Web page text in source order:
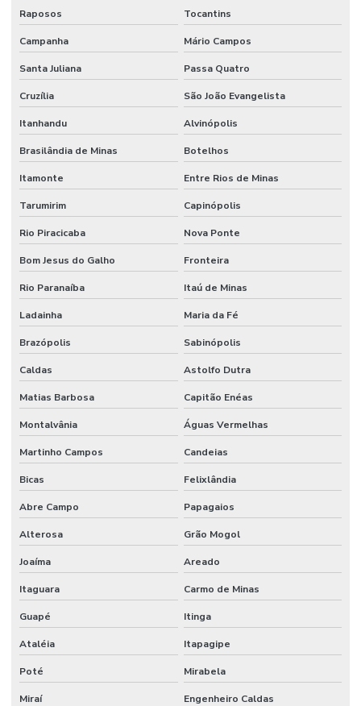
Raposos Tocantins
Campanha Mário Campos
Santa Juliana Passa Quatro
Cruzília São João Evangelista
Itanhandu Alvinópolis
Brasilândia de Minas Botelhos
Itamonte Entre Rios de Minas
Tarumirim Capinópolis
Rio Piracicaba Nova Ponte
Bom Jesus do Galho Fronteira
Rio Paranaíba Itaú de Minas
Ladainha Maria da Fé
Brazópolis Sabinópolis
Caldas Astolfo Dutra
Matias Barbosa Capitão Enéas
Montalvânia Águas Vermelhas
Martinho Campos Candeias
Bicas Felixlândia
Abre Campo Papagaios
Alterosa Grão Mogol
Joaíma Areado
Itaguara Carmo de Minas
Guapé Itinga
Ataléia Itapagipe
Poté Mirabela
Miraí Engenheiro Caldas